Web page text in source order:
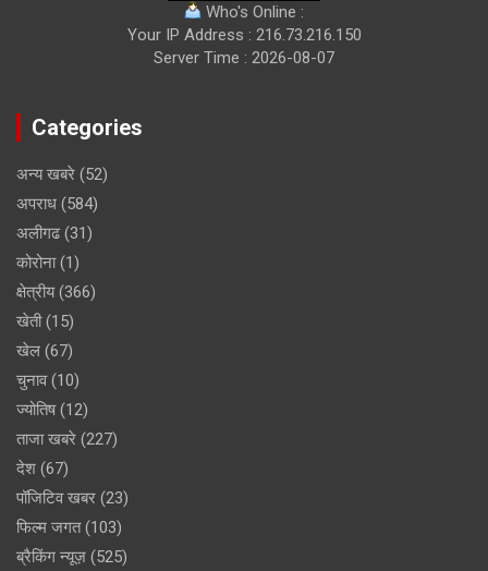
Who's Online :
Your IP Address : 216.73.216.150
Server Time : 2026-08-07
Categories
अन्य खबरे (52)
अपराध (584)
अलीगढ(31)
कोरोना(1)
क्षेत्रीय(366)
खेती(15)
खेल (67)
चुनाव(10)
ज्योतिष(12)
ताजा खबरे (227)
देश (67)
पॉजिटिव खबर (23)
फिल्म जगत(103)
ब्रैकिंग न्यूज़ (525)